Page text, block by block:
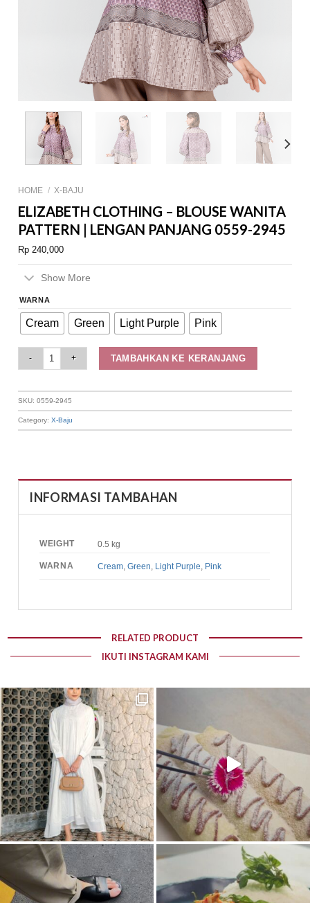
HOME / X-BAJU
ELIZABETH CLOTHING – BLOUSE WANITA
PATTERN | LENGAN PANJANG 0559-2945
Rp 240,000
Show More
WARNA
Cream Green Light Purple Pink
TAMBAHKAN KE KERANJANG
SKU:0559-2945
Category:X-Baju
INFORMASI TAMBAHAN
WEIGHT 0.5 kg
WARNA Cream ,Green Light Purple Pink
RELATED PRODUCT
IKUTI INSTAGRAM KAMI